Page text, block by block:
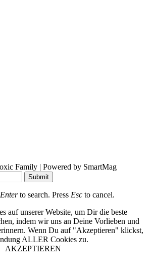
Family | Powered by SmartMag
Submit
Enterto search. Press Esc to cancel.
auf unserer Website, um Dir die beste
indem wir uns an Deine Vorlieben und
Wenn Du auf "Akzeptieren" klickst,
ALLER Cookies zu.
AKZEPTIEREN